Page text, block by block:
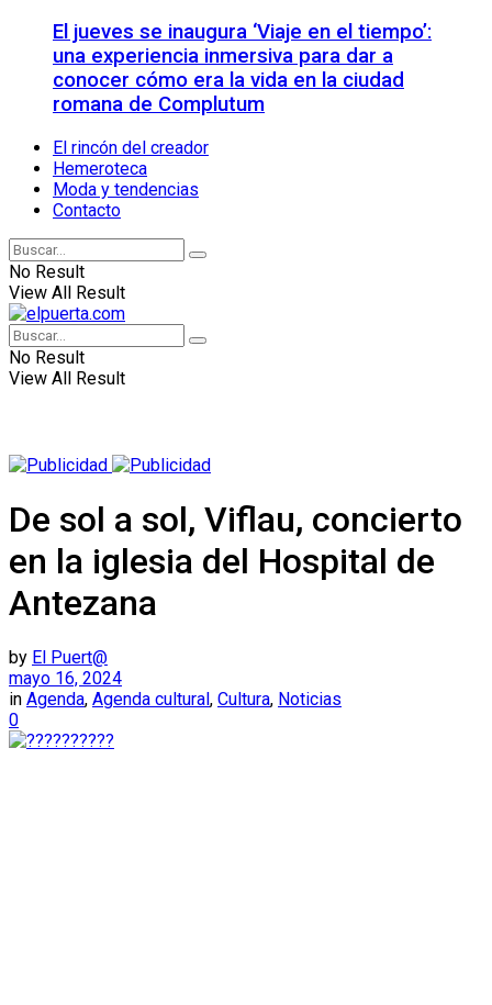
El jueves se inaugura ‘Viaje en el tiempo’:
una experiencia inmersiva para dar a
conocer cómo era la vida en la ciudad
romana de Complutum
El rincón del creador
Hemeroteca
Moda y tendencias
Contacto
No Result
View All Result
No Result
View All Result
De sol a sol, Viflau, concierto
en la iglesia del Hospital de
Antezana
by El Puert@
mayo 16, 2024
in Agenda, Agenda cultural , Cultura, Noticias
0